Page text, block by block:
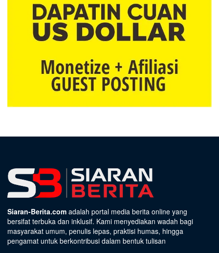
Siaran-Berita.com adalah portal media berita online yang
bersifat terbuka dan inklusif. Kami menyediakan wadah bagi
masyarakat umum, penulis lepas, praktisi humas, hingga
pengamat untuk berkontribusi dalam bentuk tulisan